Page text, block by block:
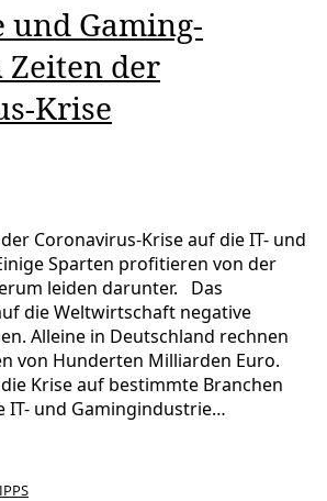
und Gaming-
Zeiten der
Krise
Coronavirus-Krise auf die IT- und
Sparten profitieren von der
leiden darunter. Das
die Weltwirtschaft negative
Alleine in Deutschland rechnen
von Hunderten Milliarden Euro.
Krise auf bestimmte Branchen
IT- und Gamingindustrie…